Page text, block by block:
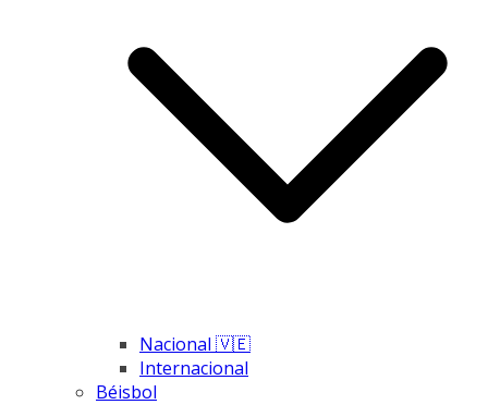
Nacional 🇻🇪
Internacional
Béisbol